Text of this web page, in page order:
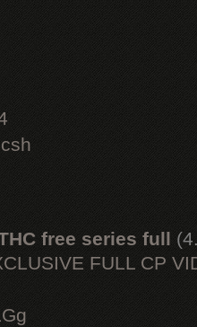
free series full
FULL CP